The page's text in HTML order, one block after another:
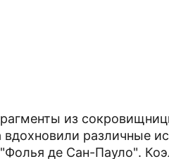
из
различные
де Сан-Пауло".